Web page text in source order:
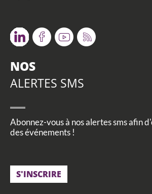
TwitterFacebookYoutube
RSS
NOS
ALERTES SMS
Abonnez-vous à nos alertes sms afin
des événements !
S'INSCRIRE